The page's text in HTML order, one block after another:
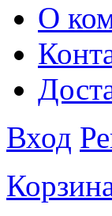
О
Вход